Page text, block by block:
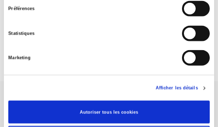
Préférences
Statistiques
Marketing
Afficher les détails
Autoriser tous les cookies
ABONNEZ-VOUS À NOS